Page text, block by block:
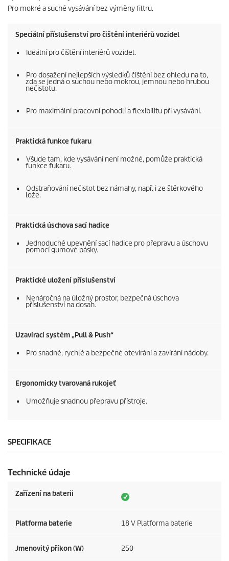
Pro mokré a suché vysávání bez výměny filtru.
Speciální příslušenství pro čištění interiérů vozidel
Ideální pro čištění interiérů vozidel.
Pro dosažení nejlepších výsledků čištění bez ohledu na to,
zda se jedná o suchou nebo mokrou, jemnou nebo hrubou
nečistotu.
Pro maximální pracovní pohodlí a flexibilitu při vysávání.
Praktická funkce fukaru
Všude tam, kde vysávání není možné, pomůže praktická
funkce fukaru.
Odstraňování nečistot bez námahy, např. i ze štěrkového
lože.
Praktická úschova sací hadice
Jednoduché upevnění sací hadice pro přepravu a úschovu
pomocí gumové pásky.
Praktické uložení příslušenství
Nenáročná na úložný prostor, bezpečná úschova
příslušenství na dosah.
Uzavírací systém „Pull & Push“
Pro snadné, rychlé a bezpečné otevírání a zavírání nádoby.
Ergonomicky tvarovaná rukojeť
Umožňuje snadnou přepravu přístroje.
SPECIFIKACE
Technické údaje
Zařízení na baterii
Platforma baterie 18 V Platforma baterie
Jmenovitý příkon (W) 250